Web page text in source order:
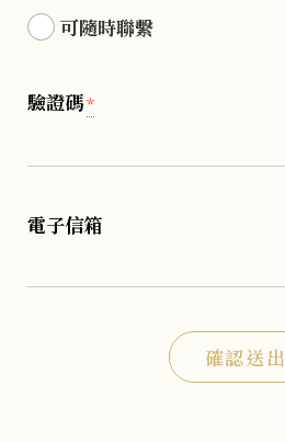
可隨時聯繫
驗證碼*
電子信箱
確認送出